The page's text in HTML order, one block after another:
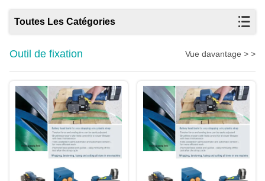
Toutes Les Catégories
Outil de fixation Vue davantage > >